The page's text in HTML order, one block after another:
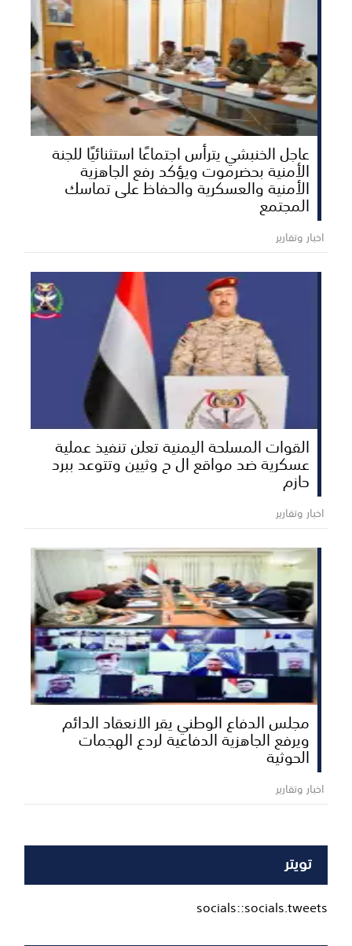
عاجل الخنبشي يترأس اجتماعًا استثنائيًا للجنة
الأمنية بحضرموت ويؤكد رفع الجاهزية
الأمنية والعسكرية والحفاظ على تماسك
المجتمع
اخبار وتقارير
القوات المسلحة اليمنية تعلن تنفيذ عملية
عسكرية ضد مواقع ال ح وثيين وتتوعد ببرد
حازم
اخبار وتقارير
مجلس الدفاع الوطني يقر الانعقاد الدائم
ويرفع الجاهزية الدفاعية لردع الهجمات
الحوثية
اخبار وتقارير
تويتر
socials::socials.tweets